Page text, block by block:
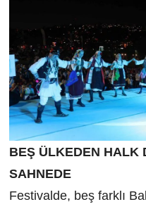
BEŞ ÜLKEDEN HALK
SAHNEDE
Festivalde, beş farklı